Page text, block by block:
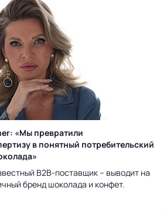
«Мы превратили
в понятный потребительский
B2B-поставщик – выводит на
бренд шоколада и конфет.